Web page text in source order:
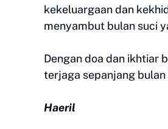
kekeluargaan dan
menyambut bulan suci
Dengan doa dan ikhtiar
terjaga sepanjang
Haeril